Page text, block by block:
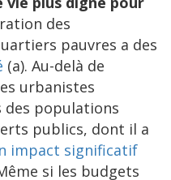
des
pauvres a des
(a). Au-delà de
urbanistes
des populations
publics, dont il a
impact significatif
si les budgets